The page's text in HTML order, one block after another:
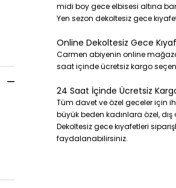
midi boy gece elbisesi altına
Yen sezon dekoltesiz gece
Online Dekoltesiz Gece
Carmen abiyenin online
saat içinde ücretsiz kargo
24 Saat İçinde Ücretsiz Kargo
Tüm davet ve özel geceler için
büyük beden kadınlara özel,
Dekoltesiz gece kıyafetleri
faydalanabilirsiniz.